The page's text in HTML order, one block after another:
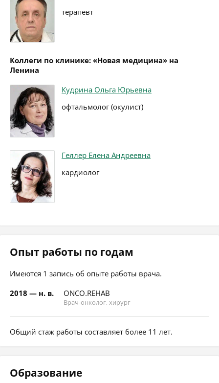
терапевт
Коллеги по клинике: «Новая медицина» на
Ленина
Кудрина Ольга Юрьевна
офтальмолог (окулист)
Геллер Елена Андреевна
кардиолог
Опыт работы по годам
Имеются 1 запись об опыте работы врача.
2018 — н. в.
ONCO.REHAB
Врач-онколог, хирург
Общий стаж работы составляет более 11 лет.
Образование